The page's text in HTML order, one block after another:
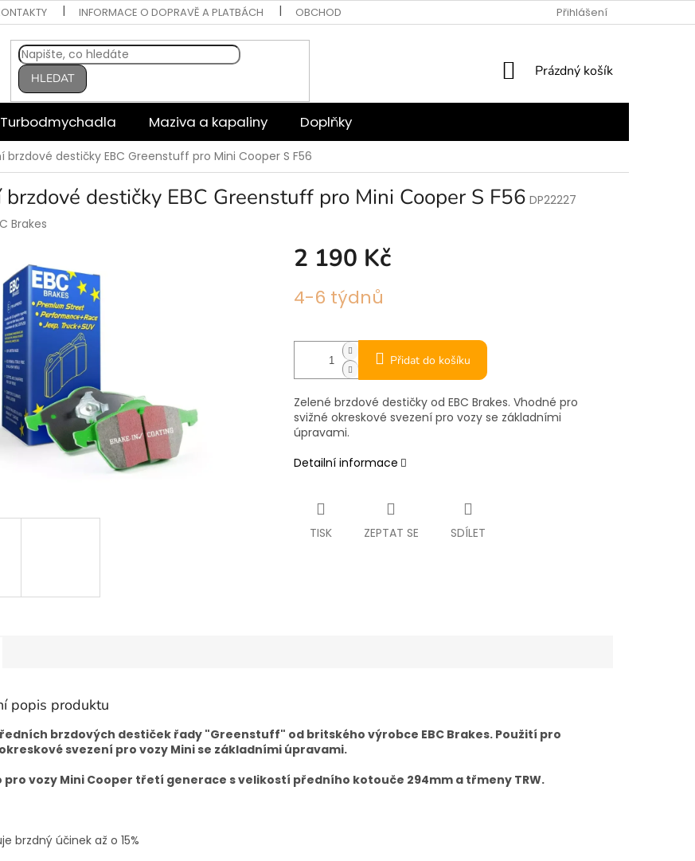
INFORMACE O DOPRAVĚ A PLATBÁCH OBCHODNÍ PODMÍNKY PODMÍNKY OCHRANY OSOBNÍCH ÚDAJŮ
Přihlášení
HLEDAT
NÁKUPNÍ
Prázdný košík
Turbodmychadla Maziva a kapaliny Doplňky
brzdové destičky EBC Greenstuff pro Mini Cooper S F56
brzdové destičky EBC Greenstuff pro Mini Cooper S F56 DP22227
Brakes
2 190 Kč
cena:
4-6 týdnů
Přidat do košíku
Zelené brzdové destičky od EBC Brakes. Vhodné pro
svižné okreskové svezení pro vozy se základními
úpravami.
Detailní informace
TISK ZEPTAT SE SDÍLET
popis produktu
brzdových destiček řady "Greenstuff" od britského výrobce EBC Brakes. Použití pro
svezení pro vozy Mini se základními úpravami.
pro vozy Mini Cooper třetí generace s velikostí předního kotouče 294mm a třmeny TRW.
brzdný účinek až o 15%